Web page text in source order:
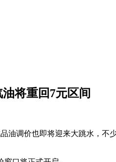
将重回7元区间
调价也即将迎来大跳水，